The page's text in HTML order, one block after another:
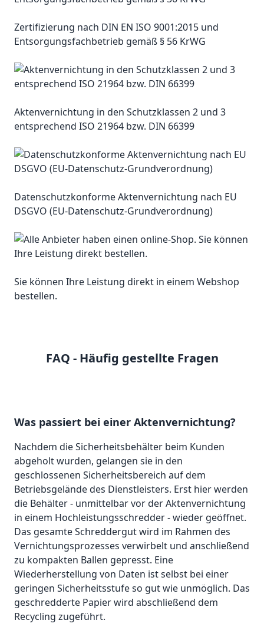
Zertifizierung nach DIN EN ISO 9001:2015 und
Entsorgungsfachbetrieb gemäß § 56 KrWG
Aktenvernichtung in den Schutzklassen 2 und 3
entsprechend ISO 21964 bzw. DIN 66399
Datenschutzkonforme Aktenvernichtung nach EU
DSGVO (EU-Datenschutz-Grundverordnung)
Sie können Ihre Leistung direkt in einem Webshop
bestellen.
FAQ - Häufig gestellte Fragen
Was passiert bei einer Aktenvernichtung?
Nachdem die Sicherheitsbehälter beim Kunden
abgeholt wurden, gelangen sie in den
geschlossenen Sicherheitsbereich auf dem
Betriebsgelände des Dienstleisters. Erst hier werden
die Behälter - unmittelbar vor der Aktenvernichtung
in einem Hochleistungsschredder - wieder geöffnet.
Das gesamte Schreddergut wird im Rahmen des
Vernichtungsprozesses verwirbelt und anschließend
zu kompakten Ballen gepresst. Eine
Wiederherstellung von Daten ist selbst bei einer
geringen Sicherheitsstufe so gut wie unmöglich. Das
geschredderte Papier wird abschließend dem
Recycling zugeführt.